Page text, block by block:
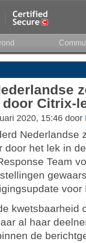
Citrix-
2020, 15:46 door
Nederlandse
het lek in
Team
voor
kwetsbaarheid
al haar
de